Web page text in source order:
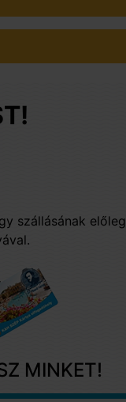
szállásának
MINKET!